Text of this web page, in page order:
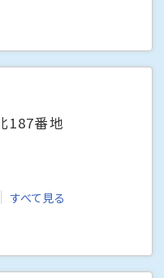
187番地
すべて見る